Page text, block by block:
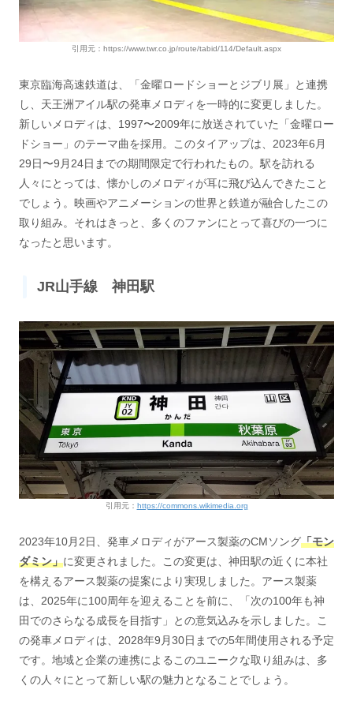
引用元：https://www.twr.co.jp/route/tabid/114/Default.aspx
東京臨海高速鉄道は、「金曜ロードショーとジブリ展」と連携
し、天王洲アイル駅の発車メロディを一時的に変更しました。
新しいメロディは、1997〜2009年に放送されていた「金曜ロー
ドショー」のテーマ曲を採用。このタイアップは、2023年6月
29日〜9月24日までの期間限定で行われたもの。駅を訪れる
人々にとっては、懐かしのメロディが耳に飛び込んできたこと
でしょう。映画やアニメーションの世界と鉄道が融合したこの
取り組み。それはきっと、多くのファンにとって喜びの一つに
なったと思います。
JR山手線 神田駅
引用元： https://commons.wikimedia.org
2023年10月2日、発車メロディがアース製薬のCMソング「モン
ダミン」に変更されました。この変更は、神田駅の近くに本社
を構えるアース製薬の提案により実現しました。アース製薬
は、2025年に100周年を迎えることを前に、「次の100年も神
田でのさらなる成長を目指す」との意気込みを示しました。こ
の発車メロディは、2028年9月30日までの5年間使用される予定
です。地域と企業の連携によるこのユニークな取り組みは、多
くの人々にとって新しい駅の魅力となることでしょう。